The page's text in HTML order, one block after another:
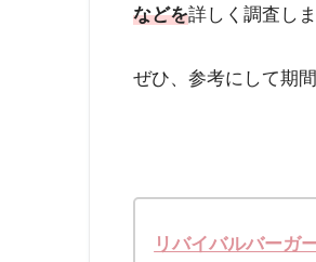
などを詳しく調査しま
ぜひ、参考にして期
リバイバルバーガ